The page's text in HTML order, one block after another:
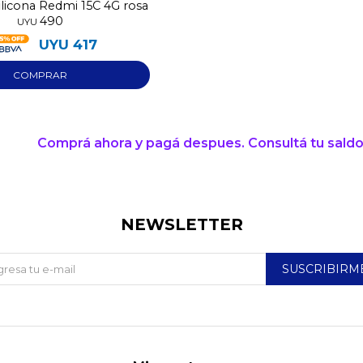
Redmi 15C 4G rosa
UYU 490
UYU 417
Comprá ahora y pagá despues. Consultá tu
NEWSLETTER